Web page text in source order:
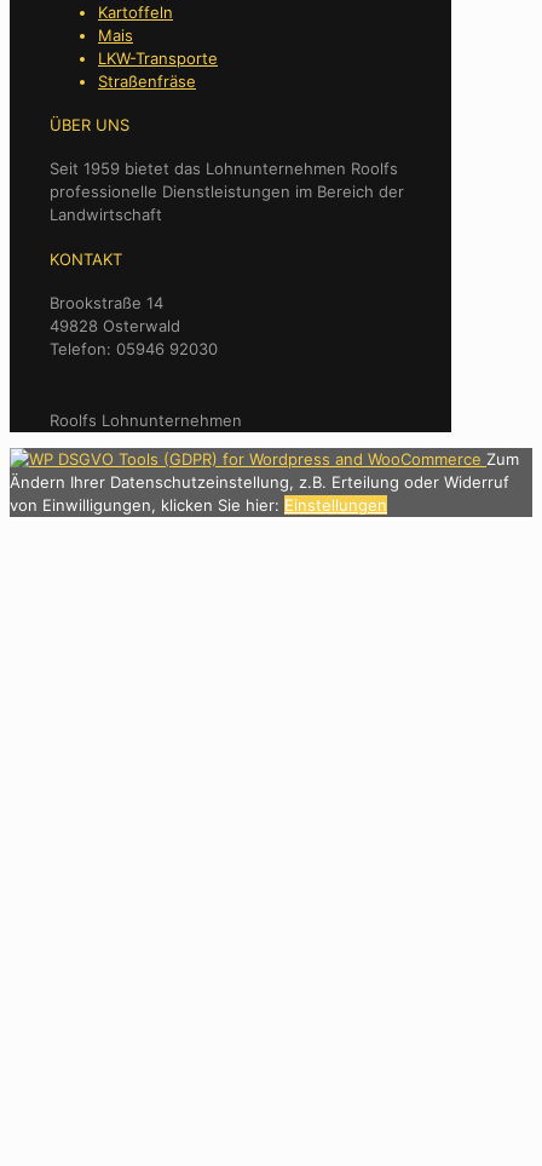
Kartoffeln
Mais
LKW-Transporte
Straßenfräse
ÜBER UNS
Seit 1959 bietet das Lohnunternehmen Roolfs
professionelle Dienstleistungen im Bereich der
Landwirtschaft
KONTAKT
Brookstraße 14
49828 Osterwald
Telefon: 05946 92030
Roolfs Lohnunternehmen
Zum
Ändern Ihrer Datenschutzeinstellung, z.B. Erteilung oder Widerruf
von Einwilligungen, klicken Sie hier: Einstellungen